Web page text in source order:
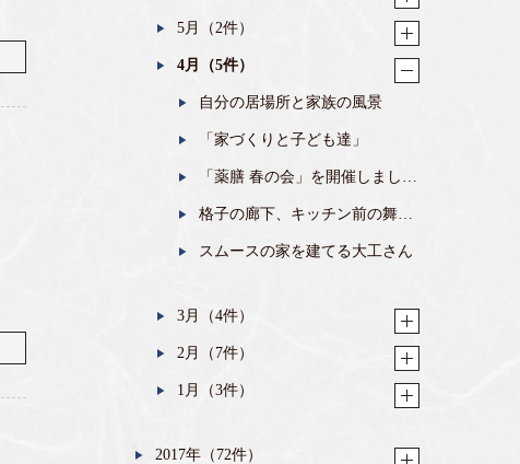
5月（2件）
4月（5件）
自分の居場所と家族の風景
「家づくりと子ども達」
「薬膳 春の会」を開催しまし
た。
格子の廊下、キッチン前の舞
スムースの家を建てる大工さん
3月（4件）
2月（7件）
1月（3件）
2017年（72件）